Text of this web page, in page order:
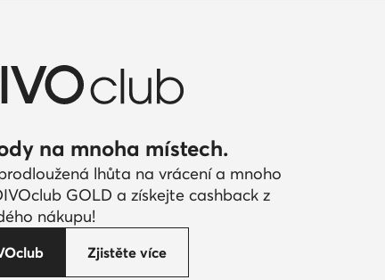
na mnoha místech.
lhůta na vrácení a mnoho
GOLD a získejte cashback z
nákupu!
Zjistěte více